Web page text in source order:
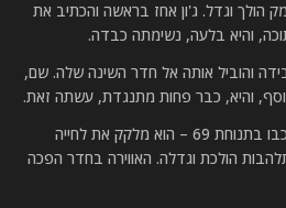
הולך וגדל. ג'ון אחז בראשה והכתיב את
והיא בלעה, נשימתה כבדה.
והוביל אותה אל חדר השינה שלה. שם,
והיא, כבר פחות מתנגדת, עשתה זאת.
כעבור דקות ספורות, שניהם שכבו בתנוחת 69 – הוא מלקק את לחייה
הולכת וגדלה. האווירה בחדר הפכה